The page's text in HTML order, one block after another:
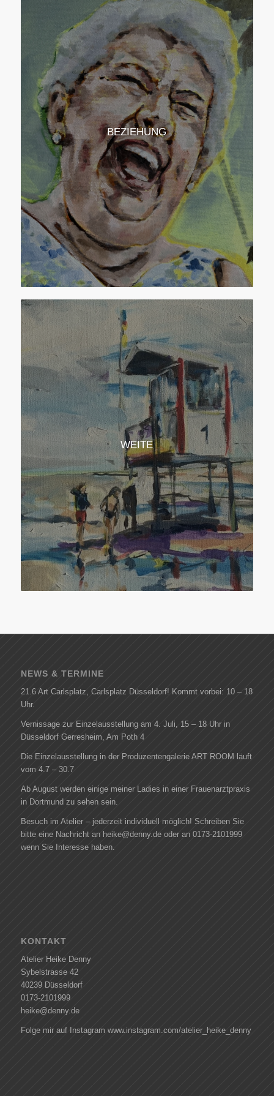
BEZIEHUNG
WEITE
NEWS & TERMINE
21.6 Art Carlsplatz, Carlsplatz Düsseldorf! Kommt vorbei: 10 – 18
Uhr.
Vernissage zur Einzelausstellung am 4. Juli, 15 – 18 Uhr in
Düsseldorf Gerresheim, Am Poth 4
Die Einzelausstellung in der Produzentengalerie ART ROOM läuft
vom 4.7 – 30.7
Ab August werden einige meiner Ladies in einer Frauenarztpraxis
in Dortmund zu sehen sein.
Besuch im Atelier – jederzeit individuell möglich! Schreiben Sie
bitte eine Nachricht an heike@denny.de oder an 0173-2101999
wenn Sie Interesse haben.
KONTAKT
Atelier Heike Denny
Sybelstrasse 42
40239 Düsseldorf
0173-2101999
heike@denny.de
Folge mir auf Instagram www.instagram.com/atelier_heike_denny